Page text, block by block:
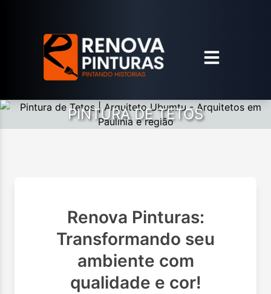
PINTURA DE TETOS
Renova Pinturas:
Transformando seu
ambiente com
qualidade e cor!